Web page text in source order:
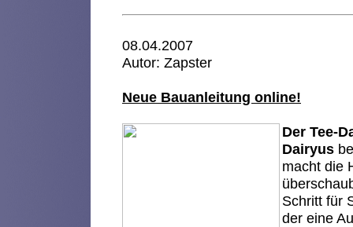
08.04.2007
Autor: Zapster
Neue Bauanleitung online!
Der Tee-
Dairyus
macht die
Schritt für
der eine